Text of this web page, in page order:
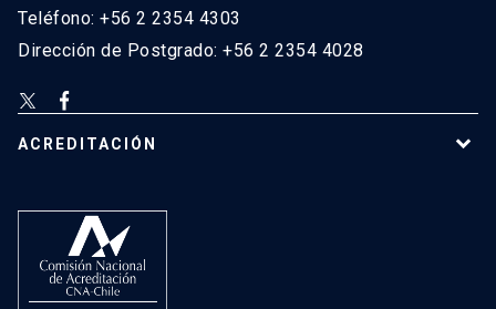
Teléfono: +56 2 2354 4303
Dirección de Postgrado: +56 2 2354 4028
ACREDITACIÓN